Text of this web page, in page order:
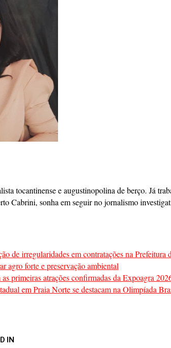
tocantinense e augustinopolina de berço. Já
Cabrini, sonha em seguir no jornalismo
de irregularidades em contratações na Prefeitura
agro forte e preservação ambiental
primeiras atrações confirmadas da Expoagra
em Praia Norte se destacam na Olimpíada
IN